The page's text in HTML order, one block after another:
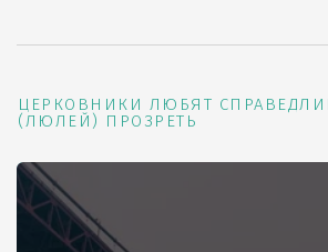
ЦЕРКОВНИКИ ЛЮБЯТ
(ЛЮЛЕЙ) ПРОЗРЕТЬ